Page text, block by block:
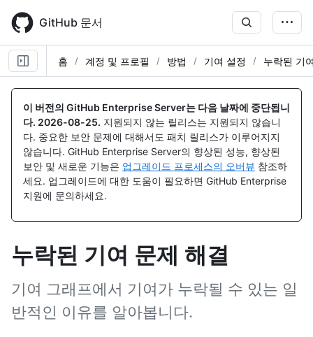
main
content
GitHub 문서
홈 계정 및 프로필 방법 기여 설정 누락된 기
이 버전의 GitHub Enterprise Server는 다음 날짜에 중단됩니
다. 2026-08-25. 지원되지 않는 릴리스는 지원되지 않습니
다. 중요한 보안 문제에 대해서도 패치 릴리스가 이루어지지
않습니다. GitHub Enterprise Server의 향상된 성능, 향상된
보안 및 새로운 기능은 업그레이드 프로세스의 오버뷰 참조하
세요. 업그레이드에 대한 도움이 필요하면 GitHub Enterprise
지원에 문의하세요.
누락된 기여 문제 해결
기여 그래프에서 기여가 누락될 수 있는 일
반적인 이유를 알아봅니다.